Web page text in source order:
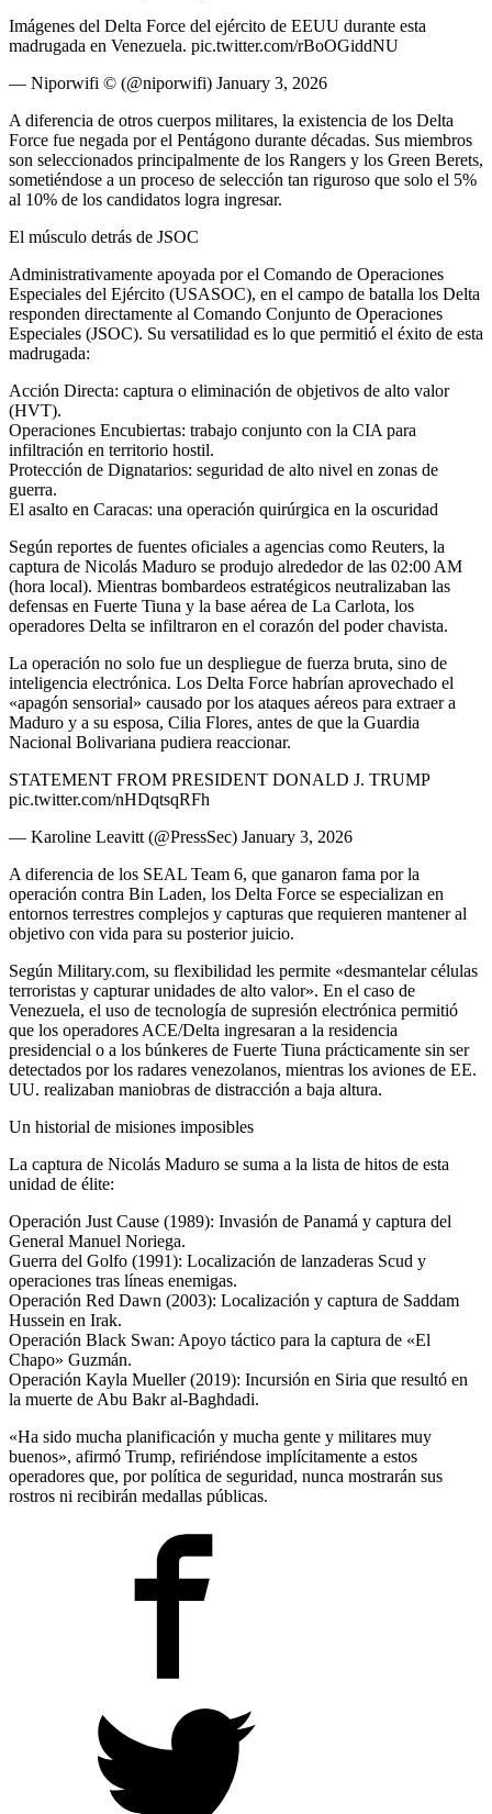
Imágenes del Delta Force del ejército de EEUU durante esta
madrugada en Venezuela. pic.twitter.com/rBoOGiddNU
— Niporwifi © (@niporwifi) January 3, 2026
A diferencia de otros cuerpos militares, la existencia de los Delta
Force fue negada por el Pentágono durante décadas. Sus miembros
son seleccionados principalmente de los Rangers y los Green Berets,
sometiéndose a un proceso de selección tan riguroso que solo el 5%
al 10% de los candidatos logra ingresar.
El músculo detrás de JSOC
Administrativamente apoyada por el Comando de Operaciones
Especiales del Ejército (USASOC), en el campo de batalla los Delta
responden directamente al Comando Conjunto de Operaciones
Especiales (JSOC). Su versatilidad es lo que permitió el éxito de esta
madrugada:
Acción Directa: captura o eliminación de objetivos de alto valor
(HVT).
Operaciones Encubiertas: trabajo conjunto con la CIA para
infiltración en territorio hostil.
Protección de Dignatarios: seguridad de alto nivel en zonas de
guerra.
El asalto en Caracas: una operación quirúrgica en la oscuridad
Según reportes de fuentes oficiales a agencias como Reuters, la
captura de Nicolás Maduro se produjo alrededor de las 02:00 AM
(hora local). Mientras bombardeos estratégicos neutralizaban las
defensas en Fuerte Tiuna y la base aérea de La Carlota, los
operadores Delta se infiltraron en el corazón del poder chavista.
La operación no solo fue un despliegue de fuerza bruta, sino de
inteligencia electrónica. Los Delta Force habrían aprovechado el
«apagón sensorial» causado por los ataques aéreos para extraer a
Maduro y a su esposa, Cilia Flores, antes de que la Guardia
Nacional Bolivariana pudiera reaccionar.
STATEMENT FROM PRESIDENT DONALD J. TRUMP
pic.twitter.com/nHDqtsqRFh
— Karoline Leavitt (@PressSec) January 3, 2026
A diferencia de los SEAL Team 6, que ganaron fama por la
operación contra Bin Laden, los Delta Force se especializan en
entornos terrestres complejos y capturas que requieren mantener al
objetivo con vida para su posterior juicio.
Según Military.com, su flexibilidad les permite «desmantelar células
terroristas y capturar unidades de alto valor». En el caso de
Venezuela, el uso de tecnología de supresión electrónica permitió
que los operadores ACE/Delta ingresaran a la residencia
presidencial o a los búnkeres de Fuerte Tiuna prácticamente sin ser
detectados por los radares venezolanos, mientras los aviones de EE.
UU. realizaban maniobras de distracción a baja altura.
Un historial de misiones imposibles
La captura de Nicolás Maduro se suma a la lista de hitos de esta
unidad de élite:
Operación Just Cause (1989): Invasión de Panamá y captura del
General Manuel Noriega.
Guerra del Golfo (1991): Localización de lanzaderas Scud y
operaciones tras líneas enemigas.
Operación Red Dawn (2003): Localización y captura de Saddam
Hussein en Irak.
Operación Black Swan: Apoyo táctico para la captura de «El
Chapo» Guzmán.
Operación Kayla Mueller (2019): Incursión en Siria que resultó en
la muerte de Abu Bakr al-Baghdadi.
«Ha sido mucha planificación y mucha gente y militares muy
buenos», afirmó Trump, refiriéndose implícitamente a estos
operadores que, por política de seguridad, nunca mostrarán sus
rostros ni recibirán medallas públicas.